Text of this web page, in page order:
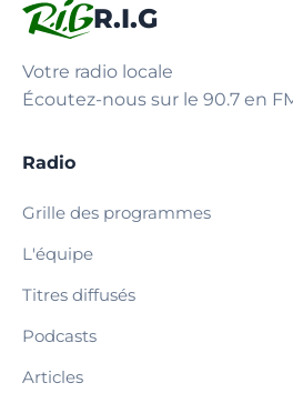
R.I.G
Votre radio locale
Écoutez-nous sur le 90.7 en
Radio
Grille des programmes
L'équipe
Titres diffusés
Podcasts
Articles